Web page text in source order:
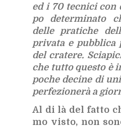
ed i 70 tec­ni­ci
po de­ter­mi­na­to
del­le pra­ti­che
pri­va­ta e pub­bli­ca
del cra­te­re.
che tut­to que­sto è
po­che de­ci­ne di
per­fe­zio­ne­rà a
Al di là del fat­to
mo vi­sto, non